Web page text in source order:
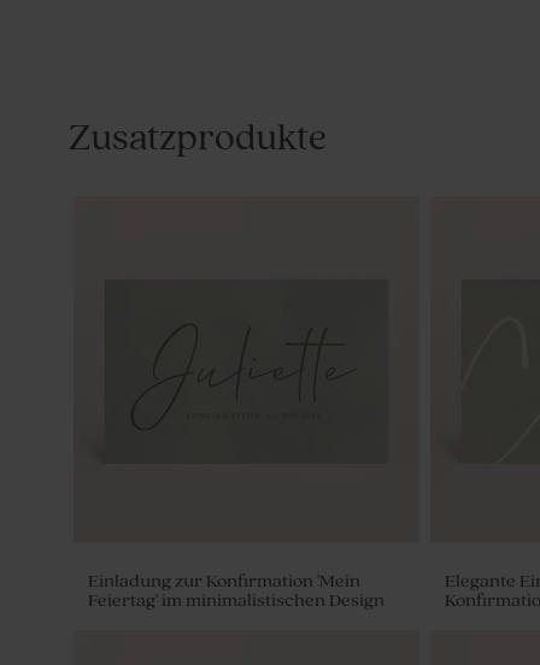
Zusatzprodukte
Einladung zur Konfirmation 'Mein
Feiertag' im minimalistischen Design
Elegante